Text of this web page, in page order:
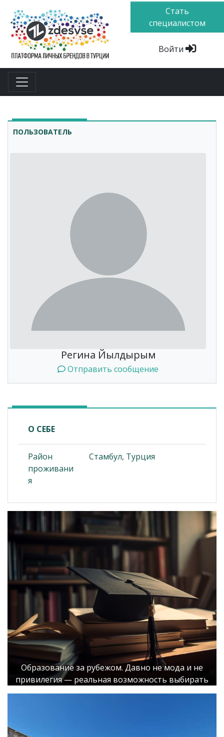
Стать
специалистом
Войти
ПОЛЬЗОВАТЕЛЬ
Регина Йылдырым
Отправить сообщение
О СЕБЕ
Район
проживани
я
Стамбул, Турция
Образование за рубежом. Давно не мода и не
привилегия — реальная возможность выбирать